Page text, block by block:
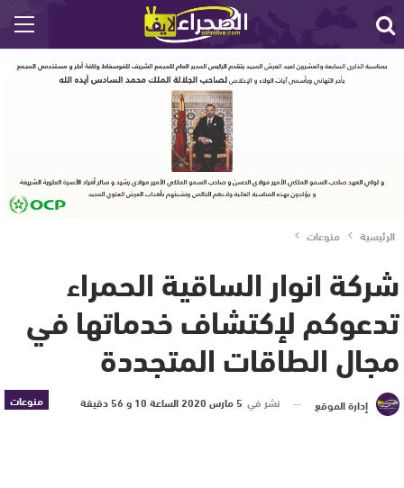
الرئيسية منوعات
شركة انوار الساقية الحمراء
تدعوكم لإكتشاف خدماتها في
مجال الطاقات المتجددة
منوعات إدارة الموقع نشر في 5 مارس 2020 الساعة 10 و 56 دقيقة